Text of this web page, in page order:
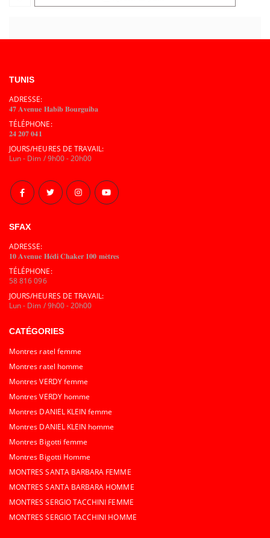
TUNIS
ADRESSE:
𝟒𝟕 𝐀𝐯𝐞𝐧𝐮𝐞 𝐇𝐚𝐛𝐢𝐛 𝐁𝐨𝐮𝐫𝐠𝐮𝐢𝐛𝐚
TÉLÉPHONE:
𝟐𝟒 𝟐𝟎𝟕 𝟎𝟒𝟏
JOURS/HEURES DE TRAVAIL:
Lun - Dim / 9h00 - 20h00
SFAX
ADRESSE:
𝟏𝟎 𝐀𝐯𝐞𝐧𝐮𝐞 𝐇𝐞́𝐝𝐢 𝐂𝐡𝐚𝐤𝐞𝐫 𝟏𝟎𝟎 𝐦𝐞̀𝐭𝐫𝐞𝐬
TÉLÉPHONE:
58 816 096
JOURS/HEURES DE TRAVAIL:
Lun - Dim / 9h00 - 20h00
CATÉGORIES
Montres ratel femme
Montres ratel homme
Montres VERDY femme
Montres VERDY homme
Montres DANIEL KLEIN femme
Montres DANIEL KLEIN homme
Montres Bigotti femme
Montres Bigotti Homme
MONTRES SANTA BARBARA FEMME
MONTRES SANTA BARBARA HOMME
MONTRES SERGIO TACCHINI FEMME
MONTRES SERGIO TACCHINI HOMME